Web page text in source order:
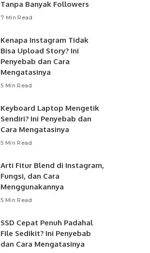
Tanpa Banyak Followers
7 Min Read
Kenapa Instagram Tidak
Bisa Upload Story? Ini
Penyebab dan Cara
Mengatasinya
5 Min Read
Keyboard Laptop Mengetik
Sendiri? Ini Penyebab dan
Cara Mengatasinya
5 Min Read
Arti Fitur Blend di Instagram,
Fungsi, dan Cara
Menggunakannya
5 Min Read
SSD Cepat Penuh Padahal
File Sedikit? Ini Penyebab
dan Cara Mengatasinya